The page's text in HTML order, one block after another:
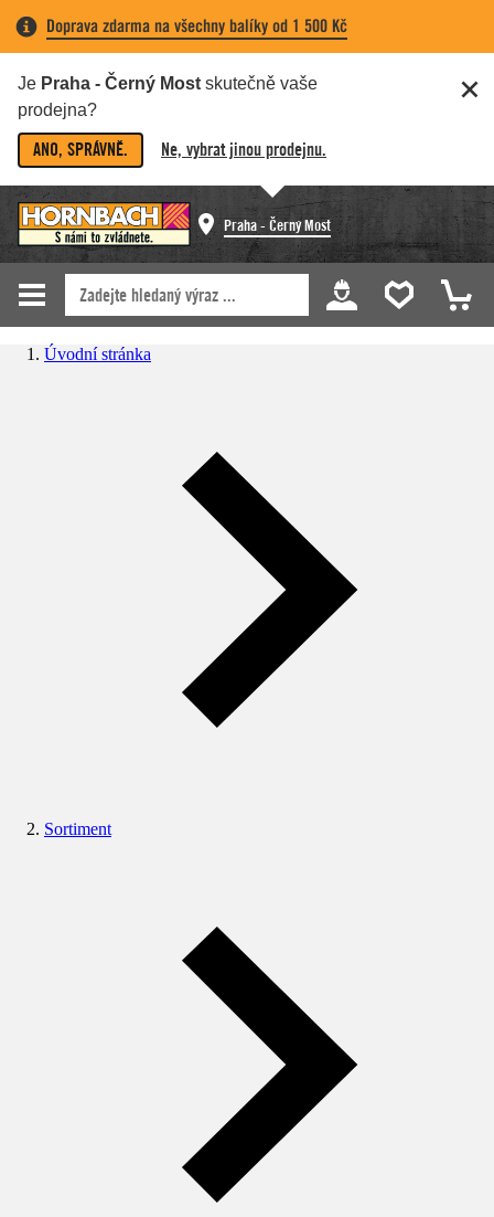
Doprava zdarma na všechny balíky od 1 500 Kč
Je Praha - Černý Most skutečně vaše
prodejna?
ANO, SPRÁVNĚ. Ne, vybrat jinou prodejnu.
Praha - Černý Most
Úvodní stránka
Sortiment